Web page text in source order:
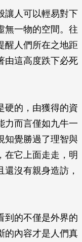
讓人可以輕易對下
無一物的空間。往
醒人們所在之地距
由這高度跌下必死
硬的，由獲得的資
力而言僅如九牛一
知覺勝過了理智與
在它上面走走，明
沒有親身造訪，
到的不僅是外界的
的內容才是人們真